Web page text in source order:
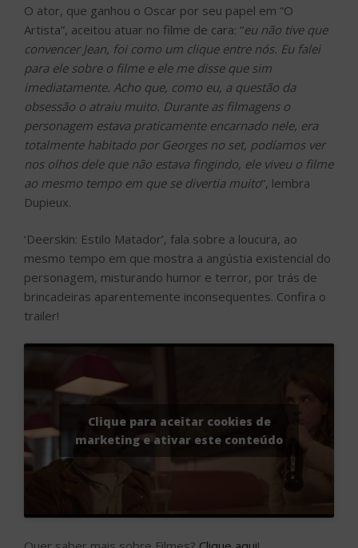
O ator, que ganhou o Oscar por seu papel em “O
Artista”, aceitou atuar no filme de cara: “eu não tive que
convencer Jean, foi como um clique entre nós. Eu falei
para ele sobre o filme e ele me disse que sim
imediatamente. Acho que, como eu, a questão da
obsessão o atraiu muito. Durante as filmagens o
personagem estava praticamente encarnado nele, era
totalmente habitado por Georges no set, podíamos ver
nos olhos dele que não estava fingindo, ele viveu o filme
ao mesmo tempo em que se divertia muito“, lembra
Dupieux.
‘Deerskin: Estilo Matador’, fala sobre a loucura, ao
mesmo tempo em que mostra a angústia existencial do
personagem, misturando humor e terror, por trás de
brincadeiras aparentemente inconsequentes. Confira o
trailer!
Clique para aceitar cookies de
marketing e ativar este conteúdo